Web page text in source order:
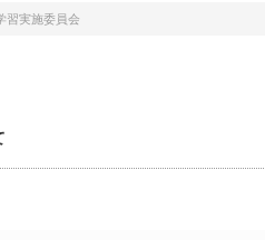
習実施委員会